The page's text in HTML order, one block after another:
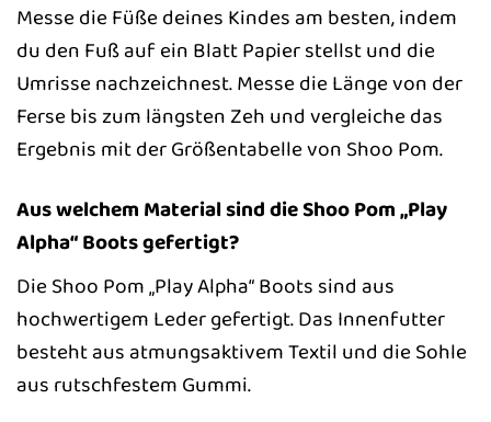
Messe die Füße deines Kindes am besten, indem
du den Fuß auf ein Blatt Papier stellst und die
Umrisse nachzeichnest. Messe die Länge von der
Ferse bis zum längsten Zeh und vergleiche das
Ergebnis mit der Größentabelle von Shoo Pom.
Aus welchem Material sind die Shoo Pom „Play
Alpha“ Boots gefertigt?
Die Shoo Pom „Play Alpha“ Boots sind aus
hochwertigem Leder gefertigt. Das Innenfutter
besteht aus atmungsaktivem Textil und die Sohle
aus rutschfestem Gummi.